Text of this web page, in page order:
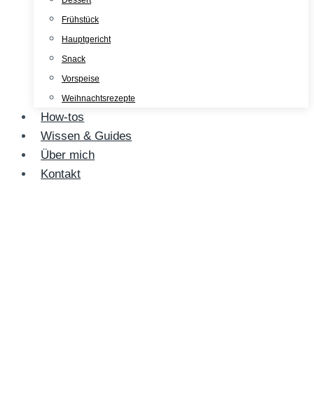
Frühstück
Hauptgericht
Snack
Vorspeise
Weihnachtsrezepte
How-tos
Wissen & Guides
Über mich
Kontakt